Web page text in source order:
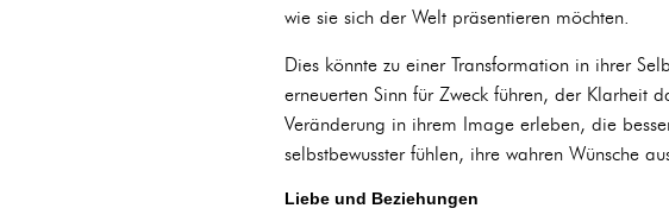
wie sie sich der Welt präsentieren möchten.
Dies könnte zu einer Transformation in ihrer
erneuerten Sinn für Zweck führen, der Klarheit
Veränderung in ihrem Image erleben, die
selbstbewusster fühlen, ihre wahren Wünsche
Liebe und Beziehungen